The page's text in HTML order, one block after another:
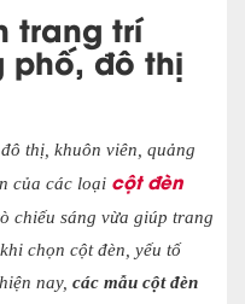
trang trí
phố, đô thị
thị, khuôn viên, quảng
của các loại cột đèn
chiếu sáng vừa giúp trang
chọn cột đèn, yếu tố
nay, các mẫu cột đèn